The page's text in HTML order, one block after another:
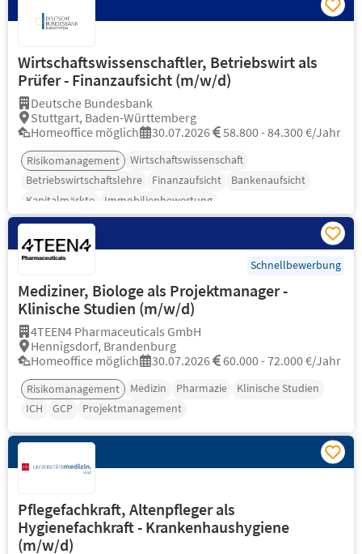
Wirtschaftswissenschaftler, Betriebswirt als
Prüfer - Finanzaufsicht (m/w/d)
Deutsche Bundesbank
Stuttgart, Baden-Württemberg
Homeoffice möglich
30.07.2026 58.800 - 84.300 €/Jahr
Risikomanagement
Wirtschaftswissenschaft
Betriebswirtschaftslehre
Finanzaufsicht
Bankenaufsicht
Kapitalmärkte
Immobilienbewertung
Schnellbewerbung
Mediziner, Biologe als Projektmanager -
Klinische Studien (m/w/d)
4TEEN4 Pharmaceuticals GmbH
Hennigsdorf, Brandenburg
Homeoffice möglich
30.07.2026 60.000 - 72.000 €/Jahr
Risikomanagement Medizin Pharmazie
Klinische Studien
ICH
GCP Projektmanagement
Pflegefachkraft, Altenpfleger als
Hygienefachkraft - Krankenhaushygiene
(m/w/d)